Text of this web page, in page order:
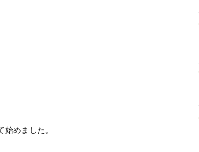
めました。